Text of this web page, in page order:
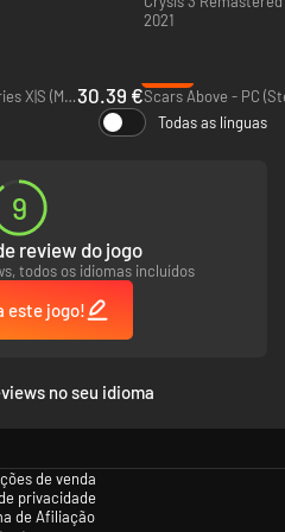
2021
Gears 5 - PC, Xbox One & Xbox Series X|S (Microsoft Store)30.39 €Scars Above - PC
Todas as línguas
9
review do jogo
todos os idiomas incluídos
este jogo!
no seu idioma
de venda
privacidade
de Afiliação